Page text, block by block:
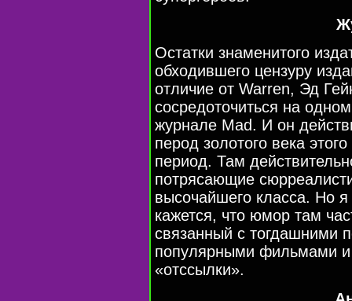
Остатки знаменитого
обходившего цензуру
отличие от Warren, Эд
сосредоточиться на
журнале Mad. И он
перод золотого века
период. Там
потрясающие
высочайшего класса. Но я
кажется, что юмор там
связанный с тогдашними
популярными фильмами
«отссылки».